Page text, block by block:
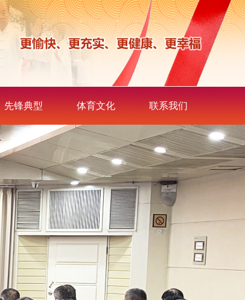
先锋典型 体育文化 联系我们